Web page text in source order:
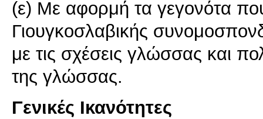
(ε) Με αφορμή τα γεγονότα
Γιουγκοσλαβικής
με τις σχέσεις γλώσσας και
Γενικές Ικανότητες